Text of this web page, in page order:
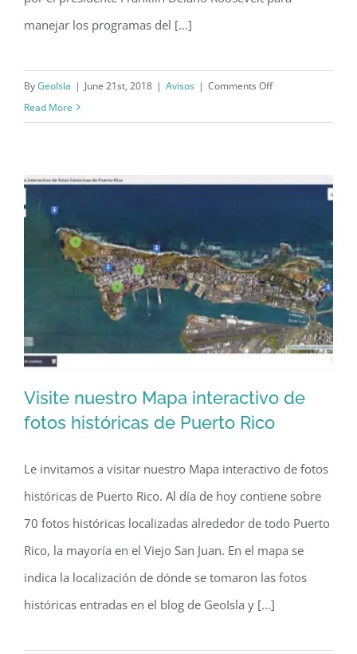
manejar los programas del [...]
ByGeoIsla | June 21st, 2018 | Avisos | Comments Offon
Read More
Visite nuestro Mapa interactivo de
fotos históricas de Puerto Rico
Visite nuestro Mapa interactivo de
fotos históricas de Puerto Rico
Le invitamos a visitar nuestro Mapa interactivo de fotos
históricas de Puerto Rico. Al día de hoy contiene sobre
70 fotos históricas localizadas alrededor de todo Puerto
Rico, la mayoría en el Viejo San Juan. En el mapa se
indica la localización de dónde se tomaron las fotos
históricas entradas en el blog de GeoIsla y [...]